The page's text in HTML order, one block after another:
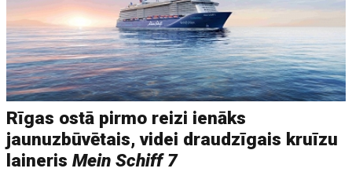
Rīgas ostā pirmo reizi ienāks
jaunuzbūvētais, videi draudzīgais kruīzu
lainerisMein Schiff 7